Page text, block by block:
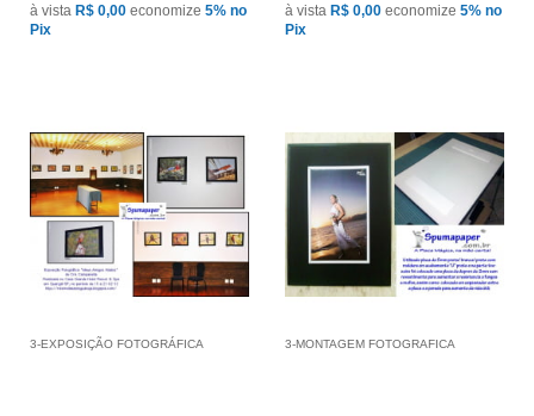
à vista R$ 0,00 economize 5% no
Pix
à vista R$ 0,00 economize 5% no
Pix
3-EXPOSIÇÃO FOTOGRÁFICA 3-MONTAGEM FOTOGRAFICA